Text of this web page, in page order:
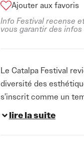
Ajouter aux favoris
Info Festival recense
vous garantir des
Le Catalpa Festival
diversité des
s’inscrit comme un
découvrir des artistes
lire la suite